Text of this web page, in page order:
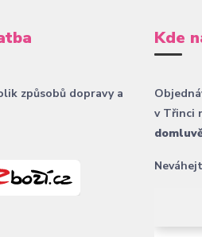
způsobů dopravy a
Kde
v Třinci